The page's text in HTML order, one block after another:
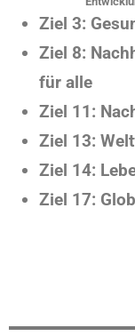
Ziel 3:
Ziel 8:
für alle
Ziel 11:
Ziel 13:
Ziel 14:
Ziel 17: